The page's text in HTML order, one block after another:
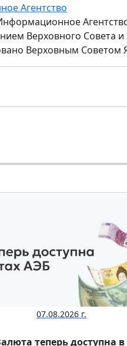
Агентство
Верховного Совета
Верховным Советом
07.08.2026 г.
теперь доступна в